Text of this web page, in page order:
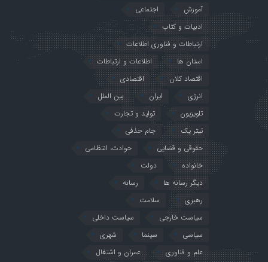
آموزش
اجتماعی
ادبیات و کتاب
ارتباطات و فناوری اطلاعات
استان ها
اطلاعات و ارتباطات
اقتصاد کلان
اقتصادی
انرژی
ایران
بین الملل
تلویزیون
تولید و تجارت
تیتر یک
جام حذفی
حقوقی و قضایی
حوادث، انتظامی
خانواده
دولت
دیگر رسانه ها
رسانه
رهبری
سلامت
سیاست خارجی
سیاست داخلی
سیاسی
سینما
شهری
علم و فناوری
عمران و اشتغال